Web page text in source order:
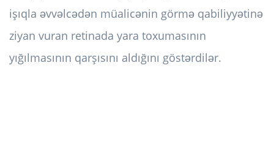
işıqla əvvəlcədən müalicənin görmə qabiliyyətinə
ziyan vuran retinada yara toxumasının
yığılmasının qarşısını aldığını göstərdilər.